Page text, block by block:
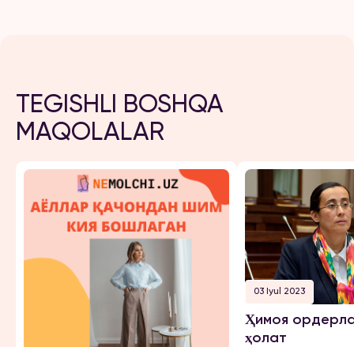
TEGISHLI BOSHQA
MAQOLALAR
03 Iyul 2023
Ҳимоя
ҳолат